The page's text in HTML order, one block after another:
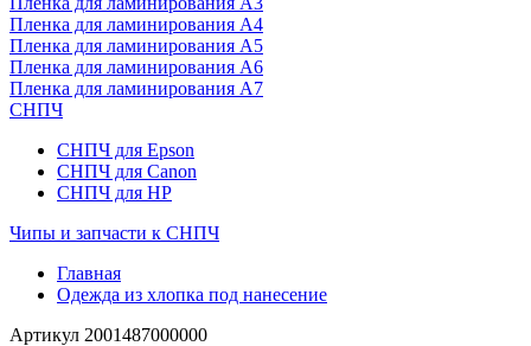
Пленка для ламинирования А4
Пленка для ламинирования А5
Пленка для ламинирования А6
Пленка для ламинирования А7
СНПЧ
СНПЧ для Epson
СНПЧ для Canon
СНПЧ для HP
Чипы и запчасти к СНПЧ
Главная
Одежда из хлопка под нанесение
Артикул 2001487000000